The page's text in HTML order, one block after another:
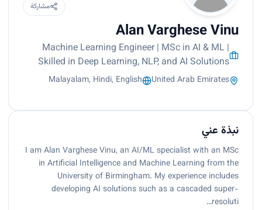
مشاركة
Alan Varghese Vinu
Machine Learning Engineer | MSc in AI & ML |
Skilled in Deep Learning, NLP, and AI Solutions
United Arab Emirates
Malayalam, Hindi, English
نبذة عني
I am Alan Varghese Vinu, an AI/ML specialist with an MSc
in Artificial Intelligence and Machine Learning from the
University of Birmingham. My experience includes
developing AI solutions such as a cascaded super-
resoluti…